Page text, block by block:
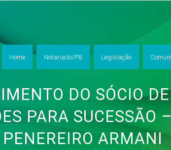
Home Notariado/PB Legislação
DO SÓCIO
PARA SUCESSÃO
ARMANI